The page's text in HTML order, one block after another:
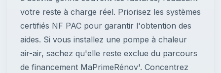
votre reste à charge réel. Priorisez les systèmes
certifiés NF PAC pour garantir l'obtention des
aides. Si vous installez une pompe à chaleur
air-air, sachez qu'elle reste exclue du parcours
de financement MaPrimeRénov'. Concentrez